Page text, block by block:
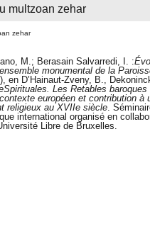
multzoan zehar
zehar
M.; Berasain Salvarredi, I. :
monumental de la
en D’Hainaut-Zveny, B.,
Les Retables
européen et contribution à
religieux au XVIIe siècle.
international organisé en
Libre de Bruxelles.